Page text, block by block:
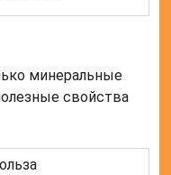
минеральные
свойства